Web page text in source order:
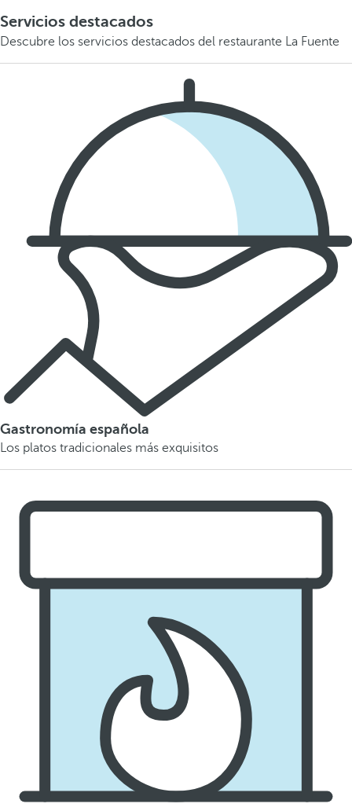
Servicios destacados
Descubre los servicios destacados del restaurante La Fuente
Gastronomía española
Los platos tradicionales más exquisitos